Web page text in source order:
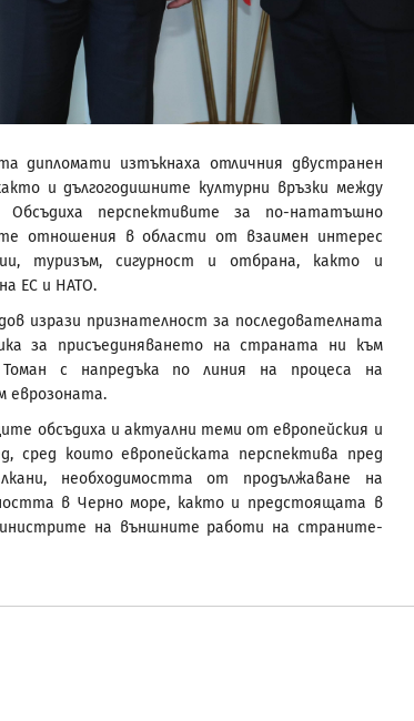
дипломати изтъкнаха отличния двустранен
и дългогодишните културни връзки между
Обсъдиха перспективите за по-нататъшно
отношения в области от взаимен интерес
туризъм, сигурност и отбрана, както и
ЕС и НАТО.
изрази признателност за последователната
за присъединяването на страната ни към
с напредъка по линия на процеса на
еврозоната.
обсъдиха и актуални теми от европейския и
сред които европейската перспектива пред
необходимостта от продължаване на
в Черно море, както и предстоящата в
на външните работи на страните-